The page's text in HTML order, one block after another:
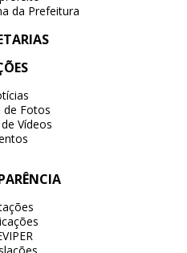
da Prefeitura
de Fotos
Vídeos